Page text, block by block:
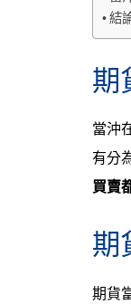
結
期
當沖
有分
買賣
期
期貨